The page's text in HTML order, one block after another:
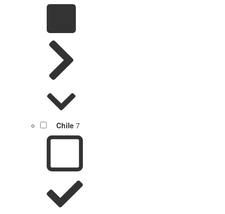
Chile 7